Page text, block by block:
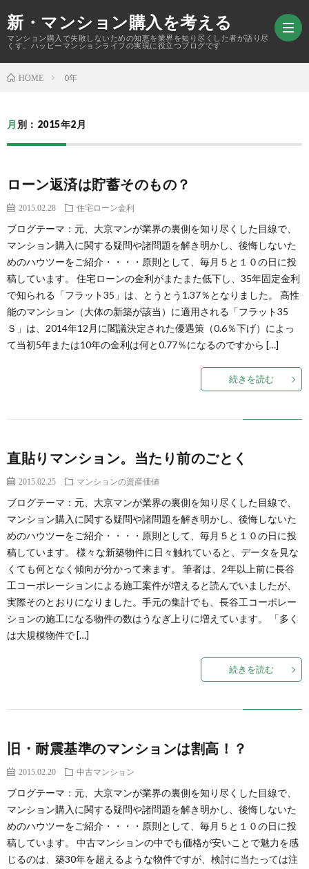
新・マンション購入を考える
マンション購入で失敗しないための知恵を業界を知り尽くした者が語り尽
くす。ハッピーマンションライフの実現に役立つブログです
ド
バ
イ
シ
ョ
ン
市
産
価
値
論
ン
シ
ョ
中
古
マ
ン
マ
ン
の
売
主
こ
グ
に
つ
て
HOME 0年
月別：2015年2月
ローン返済は貯蓄そのもの？
2015.02.28 住宅ローン金利
ブログテーマ：元、大京マンが業界の裏側を知り尽くした目線で、
マンション購入に関する疑問や諸問題を解き明かし、後悔しないた
めのハウツーをご紹介・・・・原則として、毎月５と１０の日に投
稿しています。 住宅ローンの金利がまたまた低下し、35年固定金利
で知られる「フラット35」は、とうとう1.37％となりました。 高性
能のマンション（大体の新築が該当）に適用される「フラット35
Ｓ」は、2014年12月に閣議決定された優遇策（0.6％下げ）によっ
て当初5年または10年の金利は何と0.77％になるのですから […]
続きを読む
直貼りマンション。当たり前のごとく
2015.02.25 マンションの資産価値
ブログテーマ：元、大京マンが業界の裏側を知り尽くした目線で、
マンション購入に関する疑問や諸問題を解き明かし、後悔しないた
めのハウツーをご紹介・・・・原則として、毎月５と１０の日に投
稿しています。 様々な新築物件に日々触れていると、データを見な
くても何となく傾向が分かって来ます。 筆者は、2年以上前に長谷
工コーポレーションによる施工案件が増えると読んでいましたが、
実際そのとおりになりました。手元の集計でも、長谷工コーポレー
ションの施工になる物件の数はうなぎ上りに増えています。 「多く
は大規模物件で […]
続きを読む
旧・耐震基準のマンションは割高！？
2015.02.20 中古マンション
ブログテーマ：元、大京マンが業界の裏側を知り尽くした目線で、
マンション購入に関する疑問や諸問題を解き明かし、後悔しないた
めのハウツーをご紹介・・・・原則として、毎月５と１０の日に投
稿しています。 中古マンションの中でも価格が安いことで魅力を感
じるのは、築30年を超えるような物件ですが、検討に当たっては注